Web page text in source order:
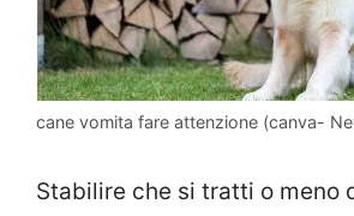
cane vomita fare attenzione (canva-
Stabilire che si tratti o meno